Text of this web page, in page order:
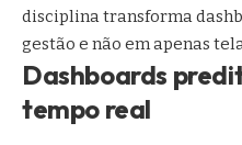
disciplina transforma
gestão e não em apenas
Dashboards
tempo real